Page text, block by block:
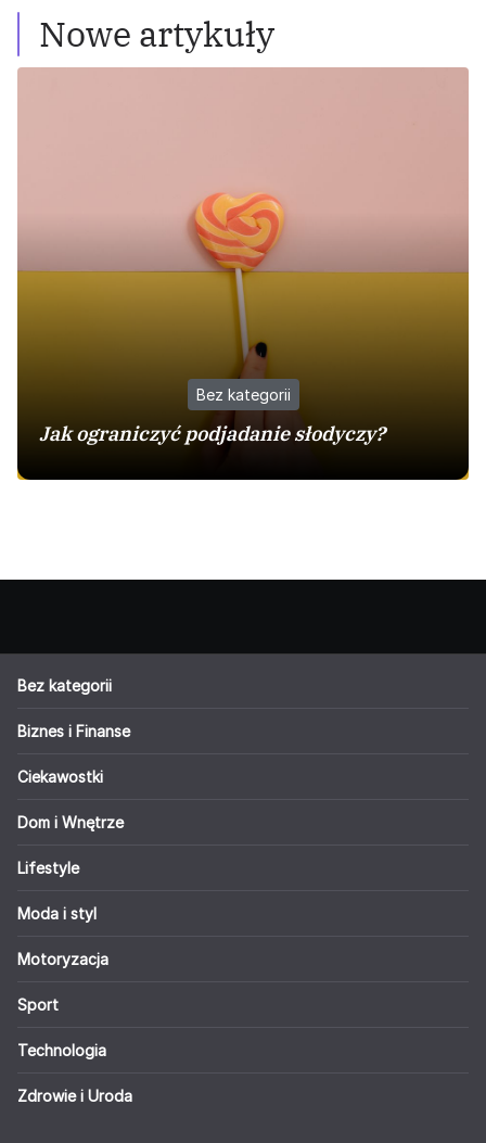
Nowe artykuły
Bez kategorii
Jak ograniczyć podjadanie słodyczy?
Bez kategorii
Biznes i Finanse
Ciekawostki
Dom i Wnętrze
Lifestyle
Moda i styl
Motoryzacja
Sport
Technologia
Zdrowie i Uroda